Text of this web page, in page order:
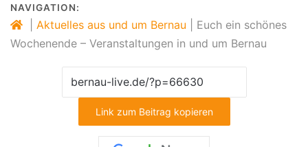
NAVIGATION:
Aktuelles aus und um Bernau
Euch ein schönes
Wochenende – Veranstaltungen in und um Bernau
Link zum Beitrag kopieren